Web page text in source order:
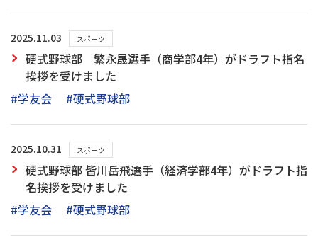
2025.11.03 スポーツ
硬式野球部 繁永晟選手（商学部4年）がドラフト指名
挨拶を受けました
#学友会
#硬式野球部
2025.10.31 スポーツ
硬式野球部 皆川岳飛選手（経済学部4年）がドラフト指
名挨拶を受けました
#学友会
#硬式野球部